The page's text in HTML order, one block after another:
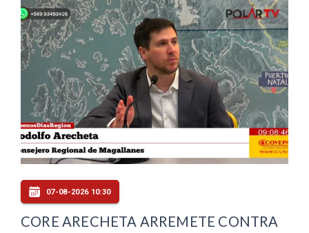
07-08-2026 10:30
CORE ARECHETA ARREMETE CONTRA